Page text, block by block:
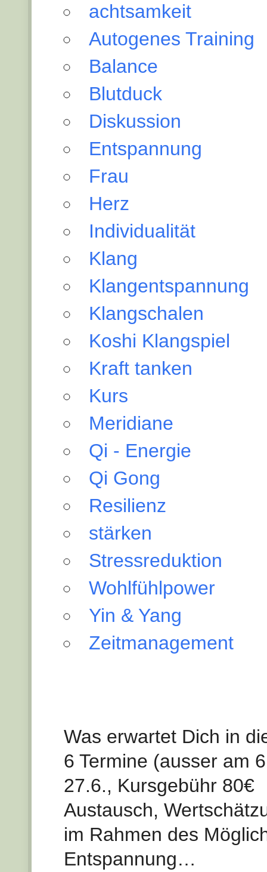
achtsamkeit
Autogenes Training
Balance
Blutduck
Diskussion
Entspannung
Frau
Herz
Individualität
Klang
Klangentspannung
Klangschalen
Koshi Klangspiel
Kraft tanken
Kurs
Meridiane
Qi - Energie
Qi Gong
Resilienz
stärken
Stressreduktion
Wohlfühlpower
Yin & Yang
Zeitmanagement
Was erwartet Dich in
6 Termine (ausser am
27.6., Kursgebühr 80€
Austausch,
im Rahmen des
Entspannung…